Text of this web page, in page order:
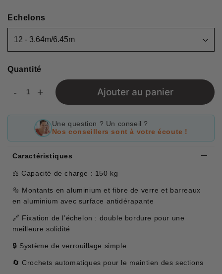
price
Echelons
Quantité
- + Ajouter au panier
Une question ? Un conseil ?
Nos conseillers sont à votre écoute !
Caractéristiques
⚖️ Capacité de charge : 150 kg
🔩 Montants en aluminium et fibre de verre et barreaux
en aluminium avec surface antidérapante
🔗 Fixation de l’échelon : double bordure pour une
meilleure solidité
🔒 Système de verrouillage simple
🔄 Crochets automatiques pour le maintien des sections